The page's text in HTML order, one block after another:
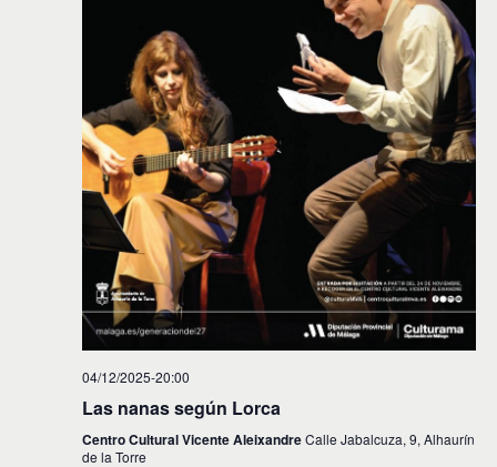
04/12/2025-20:00
Las nanas según Lorca
Centro Cultural Vicente AleixandreCalle Jabalcuza, 9, Alhaurín
de la Torre